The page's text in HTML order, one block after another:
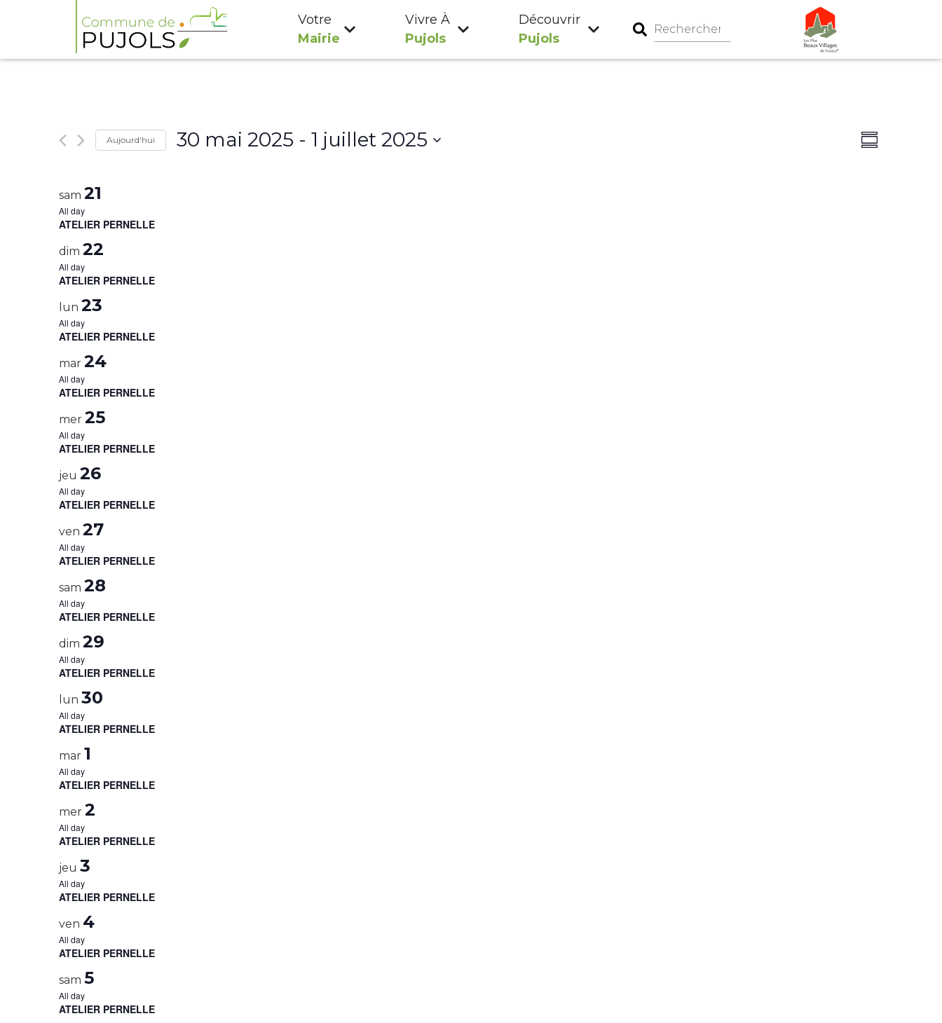
Votre
Mairie
Vivre À
Pujols
Découvrir
Pujols
Navigation
par
de
Summary
Aujourd'hui 30 mai 2025 - 1 juillet 2025
sam 21
All day
ATELIER PERNELLE
dim 22
All day
ATELIER PERNELLE
lun 23
All day
ATELIER PERNELLE
mar 24
All day
ATELIER PERNELLE
mer 25
All day
ATELIER PERNELLE
jeu 26
All day
ATELIER PERNELLE
ven 27
All day
ATELIER PERNELLE
sam 28
All day
ATELIER PERNELLE
dim 29
All day
ATELIER PERNELLE
lun 30
All day
ATELIER PERNELLE
mar 1
All day
ATELIER PERNELLE
mer 2
All day
ATELIER PERNELLE
jeu 3
All day
ATELIER PERNELLE
ven 4
All day
ATELIER PERNELLE
sam 5
All day
ATELIER PERNELLE